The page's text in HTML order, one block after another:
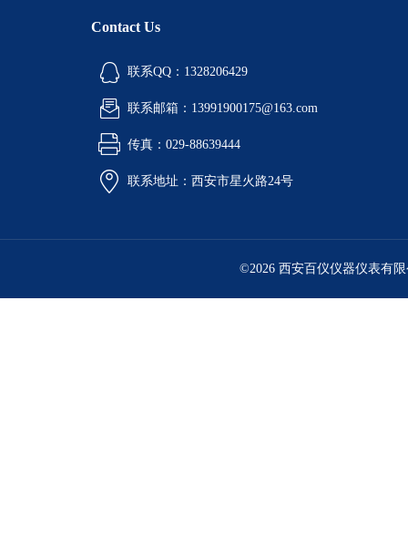
Contact Us
联系QQ：1328206429
联系邮箱：13991900175@163.com
传真：029-88639444
联系地址：西安市星火路24号
©2026 西安百仪仪器仪表有